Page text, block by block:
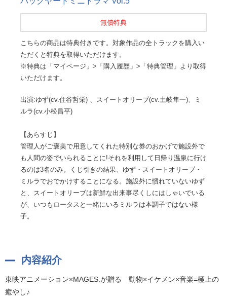
無償特典
こちらの商品は特典付きです。対象作品の全トラックを購入い
ただくと特典を取得いただけます。
※特典は「マイページ」>「購入履歴」>「特典管理」より取得
いただけます。
出演:ゆず(cv.住谷哲栄) 、スイートオリーブ(cv.土岐隼一)、ミ
ルラ(cv.小松昌平)
【あらすじ】
管理人がご褒美で用意してくれた特別な券のおかげで施設外で
も人間の姿でいられることに!それを利用して日帰り温泉に行け
るのは3名のみ。くじ引きの結果、ゆず・スイートオリーブ・
ミルラでおでかけすることになる。施設外に慣れていないゆず
と、スイートオリーブは新鮮な出来事尽くしにはしゃいでいる
が、いつもロータスと一緒にいるミルラは本調子ではない様
子。
内容紹介
東映アニメーション×MAGES.が贈る 動物×イケメン×音楽=極上の
癒やし♪